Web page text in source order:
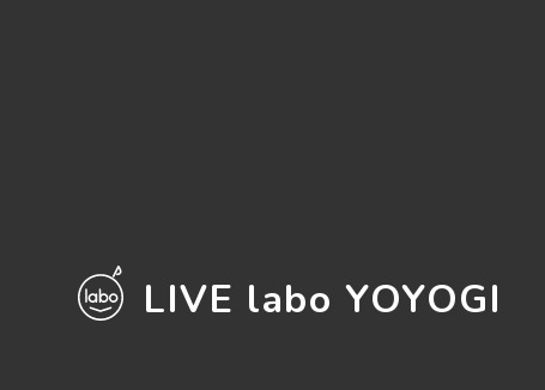
LIVE labo YOYOGI